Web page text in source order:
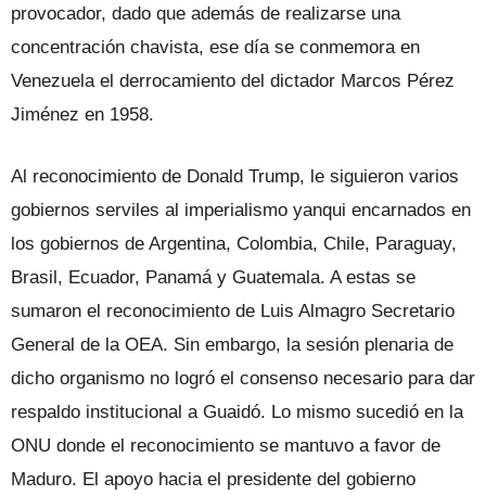
provocador, dado que además de realizarse una
concentración chavista, ese día se conmemora en
Venezuela el derrocamiento del dictador Marcos Pérez
Jiménez en 1958.
Al reconocimiento de Donald Trump, le siguieron varios
gobiernos serviles al imperialismo yanqui encarnados en
los gobiernos de Argentina, Colombia, Chile, Paraguay,
Brasil, Ecuador, Panamá y Guatemala. A estas se
sumaron el reconocimiento de Luis Almagro Secretario
General de la OEA. Sin embargo, la sesión plenaria de
dicho organismo no logró el consenso necesario para dar
respaldo institucional a Guaidó. Lo mismo sucedió en la
ONU donde el reconocimiento se mantuvo a favor de
Maduro. El apoyo hacia el presidente del gobierno